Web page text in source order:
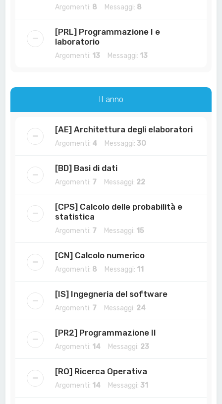
Argomenti: 8 Messaggi: 8
[PRL] Programmazione I e
laboratorio
Argomenti: 13 Messaggi: 13
II anno
[AE] Architettura degli elaboratori
Argomenti: 4 Messaggi: 30
[BD] Basi di dati
Argomenti: 7 Messaggi: 22
[CPS] Calcolo delle probabilità e
statistica
Argomenti: 7 Messaggi: 15
[CN] Calcolo numerico
Argomenti: 8 Messaggi: 11
[IS] Ingegneria del software
Argomenti: 7 Messaggi: 24
[PR2] Programmazione II
Argomenti: 14 Messaggi: 23
[RO] Ricerca Operativa
Argomenti: 14 Messaggi: 31